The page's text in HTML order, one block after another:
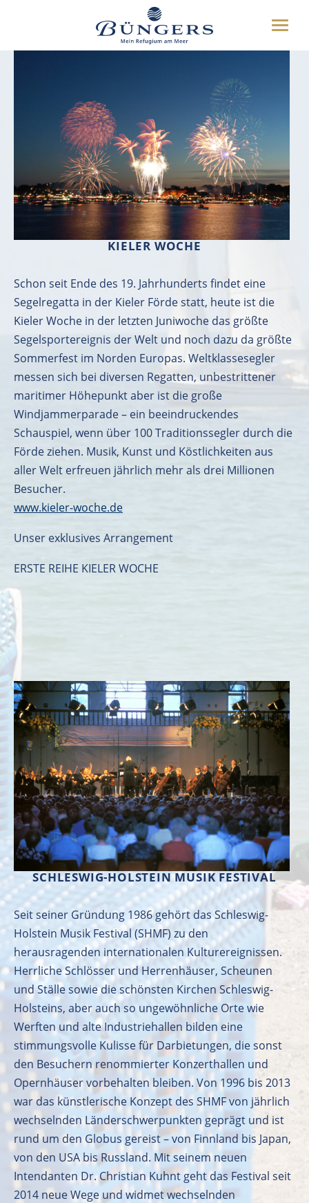
Toggle
BUCHEN
04349 8070
Veranstaltungen
KIELER WOCHE
Schon seit Ende des 19. Jahrhunderts findet eine
Segelregatta in der Kieler Förde statt, heute ist die
Kieler Woche in der letzten Juniwoche das größte
Segelsportereignis der Welt und noch dazu da größte
Sommerfest im Norden Europas. Weltklassesegler
messen sich bei diversen Regatten, unbestrittener
maritimer Höhepunkt aber ist die große
Windjammerparade – ein beeindruckendes
Schauspiel, wenn über 100 Traditionssegler durch die
Förde ziehen. Musik, Kunst und Köstlichkeiten aus
aller Welt erfreuen jährlich mehr als drei Millionen
Besucher.
www.kieler-woche.de
Unser exklusives Arrangement
ERSTE REIHE KIELER WOCHE
SCHLESWIG-HOLSTEIN MUSIK FESTIVAL
Seit seiner Gründung 1986 gehört das Schleswig-
Holstein Musik Festival (SHMF) zu den
herausragenden internationalen Kulturereignissen.
Herrliche Schlösser und Herrenhäuser, Scheunen
und Ställe sowie die schönsten Kirchen Schleswig-
Holsteins, aber auch so ungewöhnliche Orte wie
Werften und alte Industriehallen bilden eine
stimmungsvolle Kulisse für Darbietungen, die sonst
den Besuchern renommierter Konzerthallen und
Opernhäuser vorbehalten bleiben. Von 1996 bis 2013
war das künstlerische Konzept des SHMF von jährlich
wechselnden Länderschwerpunkten geprägt und ist
rund um den Globus gereist – von Finnland bis Japan,
von den USA bis Russland. Mit seinem neuen
Intendanten Dr. Christian Kuhnt geht das Festival seit
2014 neue Wege und widmet wechselnden